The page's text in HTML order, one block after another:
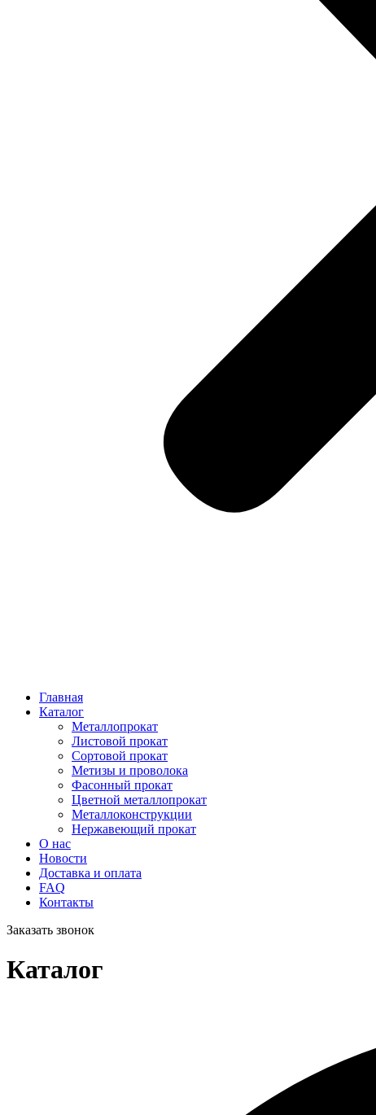
Главная
Каталог
Металлопрокат
Листовой прокат
Сортовой прокат
Метизы и проволока
Фасонный прокат
Цветной металлопрокат
Металлоконструкции
Нержавеющий прокат
О нас
Новости
Доставка и оплата
FAQ
Контакты
Заказать звонок
Каталог